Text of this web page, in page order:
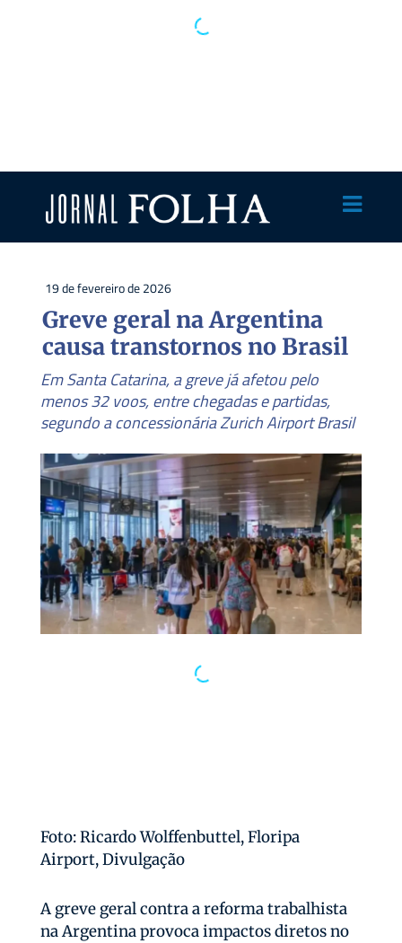
19 de fevereiro de 2026
Greve geral na Argentina
causa transtornos no Brasil
Em Santa Catarina, a greve já afetou pelo
menos 32 voos, entre chegadas e partidas,
segundo a concessionária Zurich Airport Brasil
Foto: Ricardo Wolffenbuttel, Floripa
Airport, Divulgação
A greve geral contra a reforma trabalhista
na Argentina provoca impactos diretos no